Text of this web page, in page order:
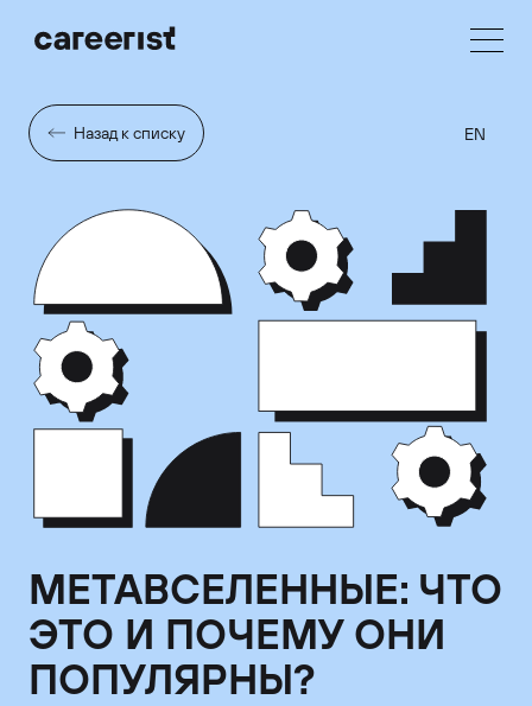
Назад к списку EN
МЕТАВСЕЛЕННЫЕ: ЧТО
ЭТО И ПОЧЕМУ ОНИ
ПОПУЛЯРНЫ?